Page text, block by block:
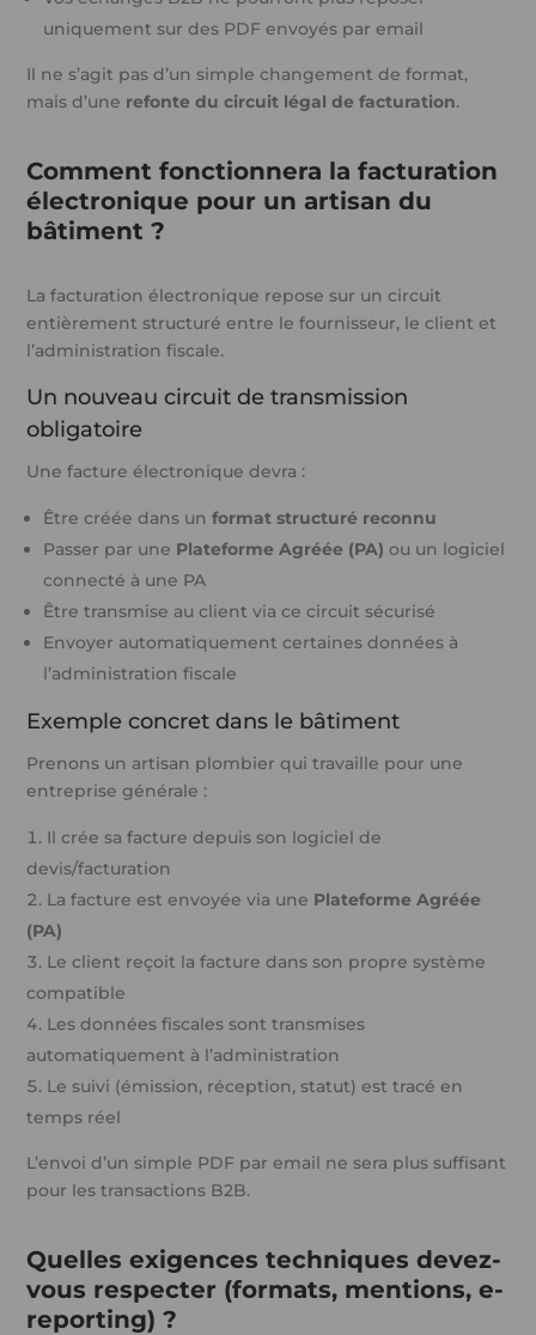
uniquement sur des PDF envoyés par email
Il ne s’agit pas d’un simple changement de format,
mais d’une refonte du circuit légal de facturation.
Comment fonctionnera la facturation
électronique pour un artisan du
bâtiment ?
La facturation électronique repose sur un circuit
entièrement structuré entre le fournisseur, le client et
l’administration fiscale.
Un nouveau circuit de transmission
obligatoire
Une facture électronique devra :
Être créée dans unformat structuré reconnu
Passer par une Plateforme Agréée (PA) ou un logiciel
connecté à une PA
Être transmise au client via ce circuit sécurisé
Envoyer automatiquement certaines données à
l’administration fiscale
Exemple concret dans le bâtiment
Prenons un artisan plombier qui travaille pour une
entreprise générale :
Il crée sa facture depuis son logiciel de
devis/facturation
La facture est envoyée via une Plateforme Agréée
(PA)
Le client reçoit la facture dans son propre système
compatible
Les données fiscales sont transmises
automatiquement à l’administration
Le suivi (émission, réception, statut) est tracé en
temps réel
L’envoi d’un simple PDF par email ne sera plus suffisant
pour les transactions B2B.
Quelles exigences techniques devez-
vous respecter (formats, mentions, e-
reporting) ?